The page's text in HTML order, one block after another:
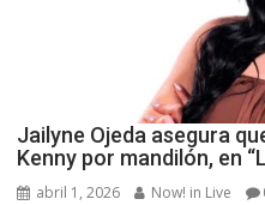
Jailyne Ojeda asegura
Kenny por mandilón, en
abril 1, 2026 Now! in Live